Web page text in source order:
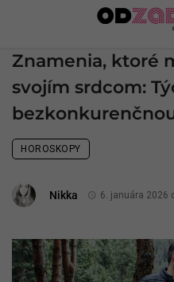
Znamenia, ktoré
svojím srdcom:
HOROSKOPY
Nikka 6. januára 2026